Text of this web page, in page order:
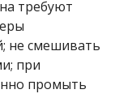
требуют
не смешивать
при
промыть